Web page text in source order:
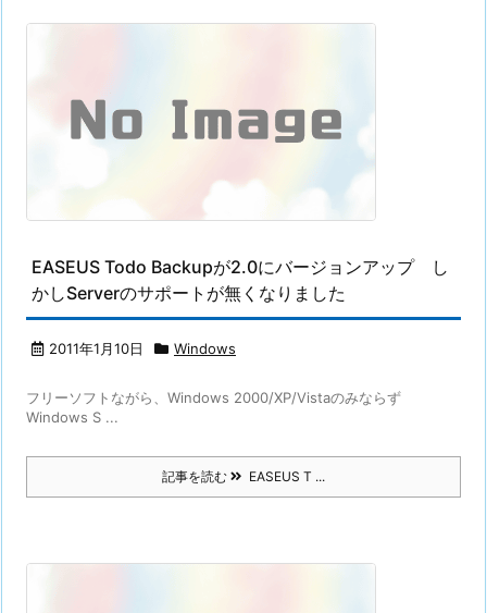
EASEUS Todo Backupが2.0にバージョンアップ し
かしServerのサポートが無くなりました
2011年1月10日 Windows
フリーソフトながら、Windows 2000/XP/Vistaのみならず
Windows S ...
記事を読む EASEUS T ...